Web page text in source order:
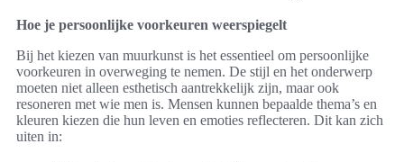
Hoe je persoonlijke voorkeuren weerspiegelt
Bij het kiezen van muurkunst is het essentieel om persoonlijke
voorkeuren in overweging te nemen. De stijl en het onderwerp
moeten niet alleen esthetisch aantrekkelijk zijn, maar ook
resoneren met wie men is. Mensen kunnen bepaalde thema’s en
kleuren kiezen die hun leven en emoties reflecteren. Dit kan zich
uiten in: